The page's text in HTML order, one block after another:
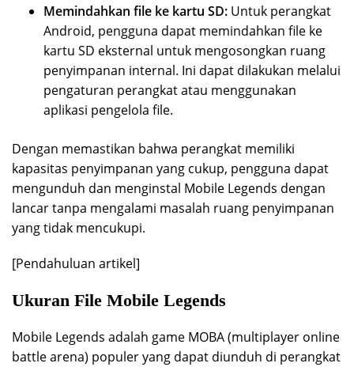
Memindahkan file ke kartu SD: Untuk perangkat
Android, pengguna dapat memindahkan file ke
kartu SD eksternal untuk mengosongkan ruang
penyimpanan internal. Ini dapat dilakukan melalui
pengaturan perangkat atau menggunakan
aplikasi pengelola file.
Dengan memastikan bahwa perangkat memiliki
kapasitas penyimpanan yang cukup, pengguna dapat
mengunduh dan menginstal Mobile Legends dengan
lancar tanpa mengalami masalah ruang penyimpanan
yang tidak mencukupi.
[Pendahuluan artikel]
Ukuran File Mobile Legends
Mobile Legends adalah game MOBA (multiplayer online
battle arena) populer yang dapat diunduh di perangkat